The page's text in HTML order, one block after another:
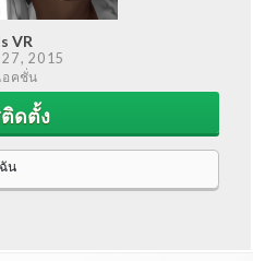
VR
2015
อคชั่น
ดตั้ง
น